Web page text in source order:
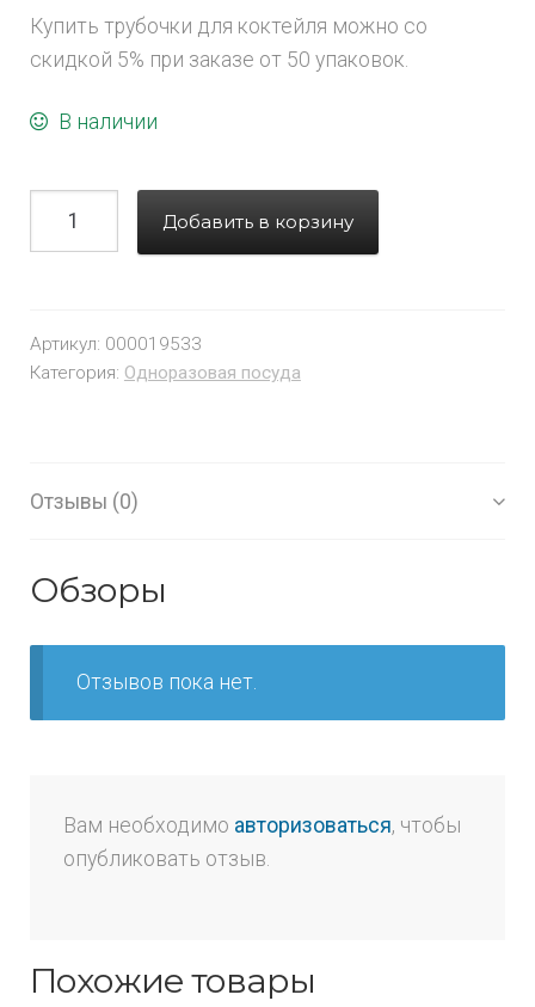
Купить трубочки для коктейля можно со
скидкой 5% при заказе от 50 упаковок.
В наличии
Добавить в корзину
Артикул: 000019533
Категория: Одноразовая посуда
Отзывы (0)
Обзоры
Отзывов пока нет.
Вам необходимо авторизоваться, чтобы
опубликовать отзыв.
Похожие товары